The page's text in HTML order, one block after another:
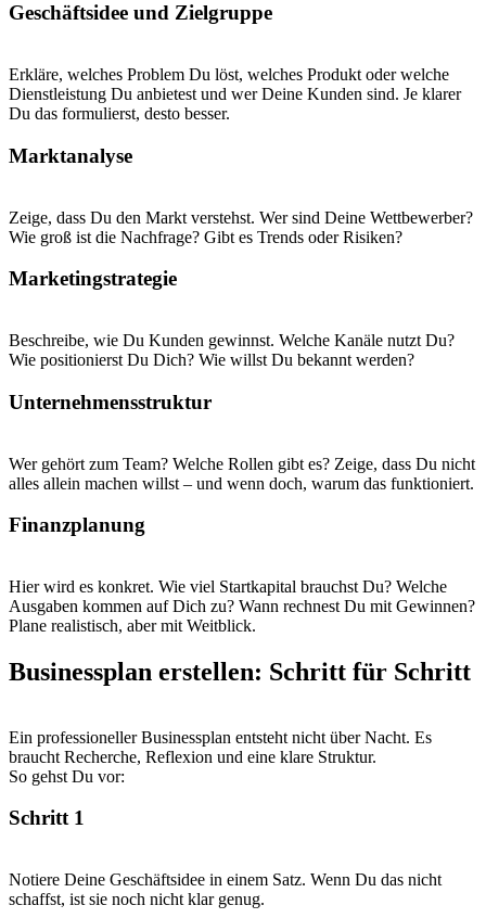
Geschäftsidee und Zielgruppe
Erkläre, welches Problem Du löst, welches Produkt oder welche
Dienstleistung Du anbietest und wer Deine Kunden sind. Je klarer
Du das formulierst, desto besser.
Marktanalyse
Zeige, dass Du den Markt verstehst. Wer sind Deine Wettbewerber?
Wie groß ist die Nachfrage? Gibt es Trends oder Risiken?
Marketingstrategie
Beschreibe, wie Du Kunden gewinnst. Welche Kanäle nutzt Du?
Wie positionierst Du Dich? Wie willst Du bekannt werden?
Unternehmensstruktur
Wer gehört zum Team? Welche Rollen gibt es? Zeige, dass Du nicht
alles allein machen willst – und wenn doch, warum das funktioniert.
Finanzplanung
Hier wird es konkret. Wie viel Startkapital brauchst Du? Welche
Ausgaben kommen auf Dich zu? Wann rechnest Du mit Gewinnen?
Plane realistisch, aber mit Weitblick.
Businessplan erstellen: Schritt für Schritt
Ein professioneller Businessplan entsteht nicht über Nacht. Es
braucht Recherche, Reflexion und eine klare Struktur.
So gehst Du vor:
Schritt 1
Notiere Deine Geschäftsidee in einem Satz. Wenn Du das nicht
schaffst, ist sie noch nicht klar genug.